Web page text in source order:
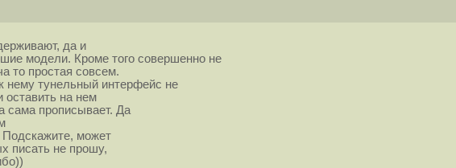
да и
модели. Кроме того совершенно не
то простая совсем.
нему тунельный интерфейс не
оставить на нем
сама прописывает. Да
может
писать не прошу,